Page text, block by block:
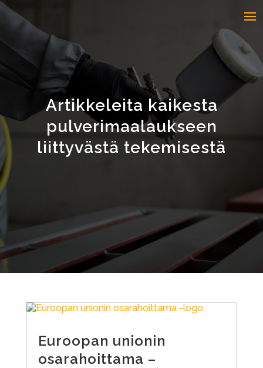
Artikkeleita kaikesta
pulverimaalaukseen
liittyvästä tekemisestä
Euroopan unionin
osarahoittama –